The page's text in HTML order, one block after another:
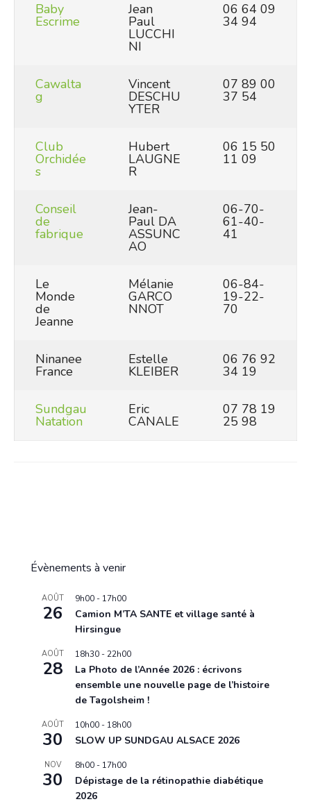
Baby
Escrime
Jean
Paul
LUCCHI
NI
06 64 09
34 94
Cawalta
g
Vincent
DESCHU
YTER
07 89 00
37 54
Club
Orchidée
s
Hubert
LAUGNE
R
06 15 50
11 09
Conseil
de
fabrique
Jean-
Paul DA
ASSUNC
AO
06-70-
61-40-
41
Le
Monde
de
Jeanne
Mélanie
GARCO
NNOT
06-84-
19-22-
70
Ninanee
France
Estelle
KLEIBER
06 76 92
34 19
Sundgau
Natation
Eric
CANALE
07 78 19
25 98
Évènements à venir
AOÛT
26
9h00 - 17h00
Camion M’TA SANTE et village santé à
Hirsingue
AOÛT
28
18h30 -22h00
La Photo de l’Année 2026 : écrivons
ensemble une nouvelle page de l’histoire
de Tagolsheim !
AOÛT
30
10h00 - 18h00
SLOW UP SUNDGAU ALSACE 2026
NOV
30
8h00 - 17h00
Dépistage de la rétinopathie diabétique
2026